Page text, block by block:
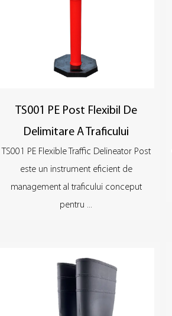
TS001 PE Post Flexibil De
Delimitare A Traficului
TS001 PE Flexible Traffic Delineator Post
este un instrument eficient de
management al traficului conceput
pentru ...